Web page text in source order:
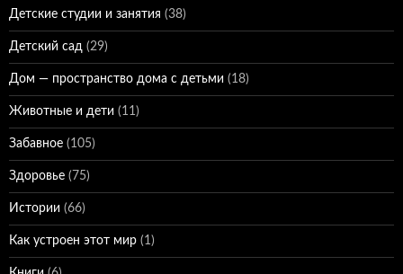
Детские студии и занятия (38)
Детский сад (29)
Дом — пространство дома с детьми (18)
Животные и дети (11)
Забавное (105)
Здоровье (75)
Истории (66)
Как устроен этот мир (1)